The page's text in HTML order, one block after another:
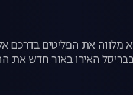
מלווה את הפליטים
האירו באור חדש